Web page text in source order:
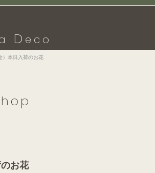
D eco
）本日入荷のお花
お花